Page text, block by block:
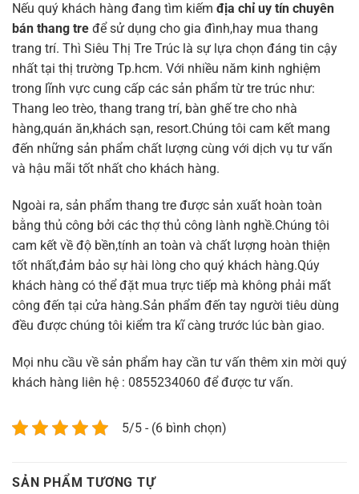
Nếu quý khách hàng đang tìm kiếm địa chỉ uy tín chuyên
bán thang tre để sử dụng cho gia đình,hay mua thang
trang trí. Thì Siêu Thị Tre Trúc là sự lựa chọn đáng tin cậy
nhất tại thị trường Tp.hcm. Với nhiều năm kinh nghiệm
trong lĩnh vực cung cấp các sản phẩm từ tre trúc như:
Thang leo trèo, thang trang trí, bàn ghế tre cho nhà
hàng,quán ăn,khách sạn, resort.Chúng tôi cam kết mang
đến những sản phẩm chất lượng cùng với dịch vụ tư vấn
và hậu mãi tốt nhất cho khách hàng.
Ngoài ra, sản phẩm thang tre được sản xuất hoàn toàn
bằng thủ công bởi các thợ thủ công lành nghề.Chúng tôi
cam kết về độ bền,tính an toàn và chất lượng hoàn thiện
tốt nhất,đảm bảo sự hài lòng cho quý khách hàng.Qúy
khách hàng có thể đặt mua trực tiếp mà không phải mất
công đến tại cửa hàng.Sản phẩm đến tay người tiêu dùng
đều được chúng tôi kiểm tra kĩ càng trước lúc bàn giao.
Mọi nhu cầu về sản phẩm hay cần tư vấn thêm xin mời quý
khách hàng liên hệ : 0855234060 để được tư vấn.
5/5 - (6 bình chọn)
SẢN PHẨM TƯƠNG TỰ